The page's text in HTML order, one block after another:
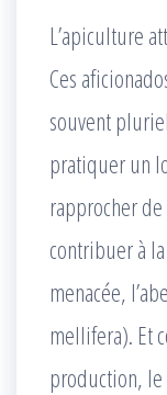
L’apiculture
Ces
souvent
pratiquer un
rapprocher
contribuer à
menacée,
mellifera). Et
production,